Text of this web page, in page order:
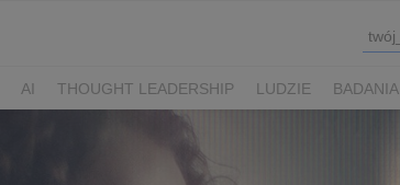
AI THOUGHT LEADERSHIP LUDZIE BADANIA